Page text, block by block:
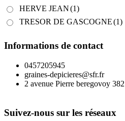
HERVE JEAN(1)
TRESOR DE GASCOGNE(1)
Informations de contact
0457205945
graines-depicieres@sfr.fr
2 avenue Pierre beregovoy
Suivez-nous sur les réseaux